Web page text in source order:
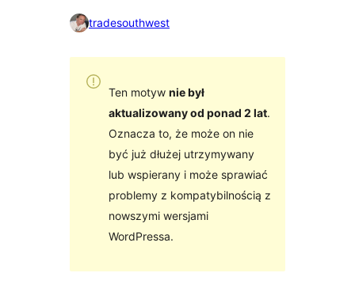
tradesouthwest
Ten motyw nie był
aktualizowany od ponad 2 lat.
Oznacza to, że może on nie
być już dłużej utrzymywany
lub wspierany i może sprawiać
problemy z kompatybilnością z
nowszymi wersjami
WordPressa.